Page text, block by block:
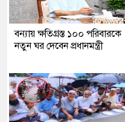
বন্যায় ক্ষতিগ্রস্ত ১০০ পরিবারকে
নতুন ঘর দেবেন প্রধানমন্ত্রী